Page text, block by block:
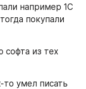
например 1С
покупали
софта из тех
то умел писать